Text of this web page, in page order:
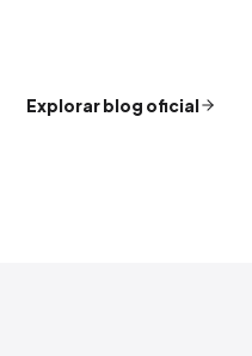
Explorar blog oficial